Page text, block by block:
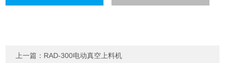
上一篇： RAD-300电动真空上料机